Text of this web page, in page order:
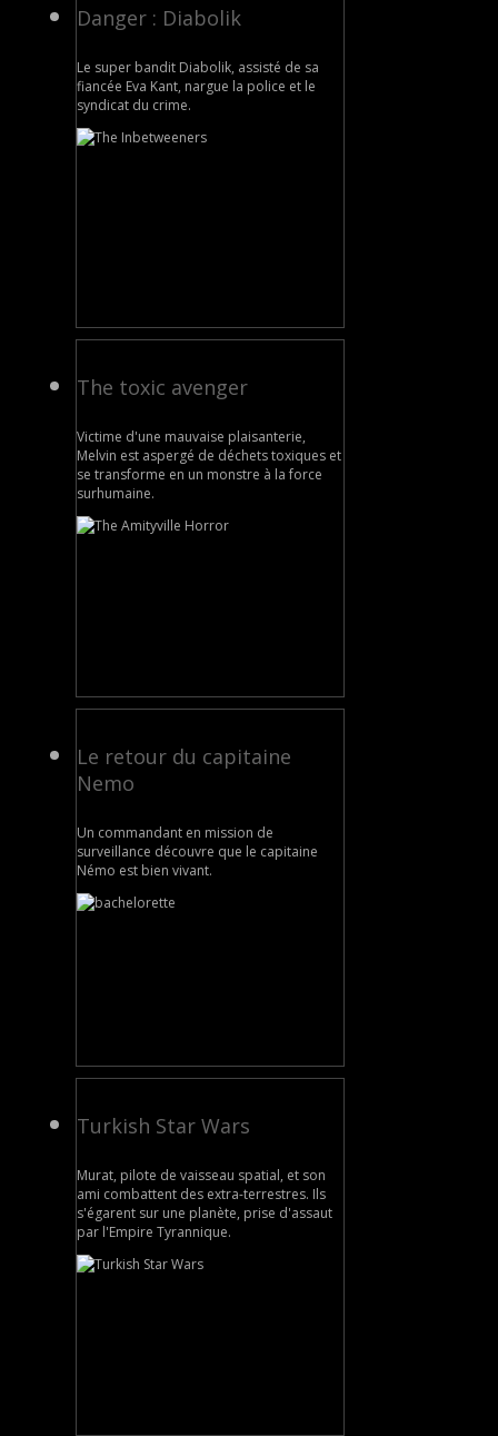
Danger : Diabolik
Le super bandit Diabolik, assisté de sa
fiancée Eva Kant, nargue la police et le
syndicat du crime.
The toxic avenger
Victime d'une mauvaise plaisanterie,
Melvin est aspergé de déchets toxiques et
se transforme en un monstre à la force
surhumaine.
Le retour du capitaine
Nemo
Un commandant en mission de
surveillance découvre que le capitaine
Némo est bien vivant.
Turkish Star Wars
Murat, pilote de vaisseau spatial, et son
ami combattent des extra-terrestres. Ils
s'égarent sur une planète, prise d'assaut
par l'Empire Tyrannique.